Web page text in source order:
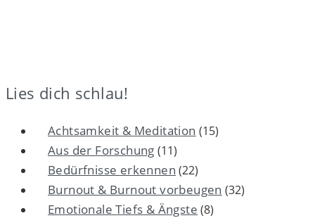
Lies dich schlau!
Achtsamkeit & Meditation (15)
Aus der Forschung (11)
Bedürfnisse erkennen (22)
Burnout & Burnout vorbeugen (32)
Emotionale Tiefs & Ängste (8)